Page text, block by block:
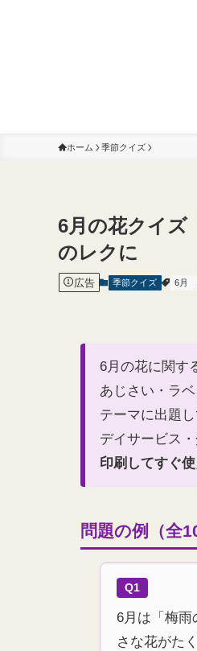
ホーム 季節クイズ
6月の花クイズ
のレクに
広告 季節クイズ 6月
6月の花に関す
あじさい・ラ
テーマに出題し
デイサービス
印刷してすぐ
問題の例（全
Q1
6月は「梅雨
さな花がた